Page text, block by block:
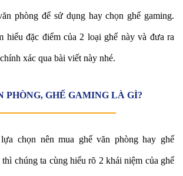
phòng để sử dụng hay chọn ghế gaming.
hiểu đặc điểm của 2 loại ghế này và đưa ra
xác qua bài viết này nhé.
PHÒNG, GHẾ GAMING LÀ GÌ?
chọn nên mua ghế văn phòng hay ghế
chúng ta cùng hiểu rõ 2 khái niệm của ghế